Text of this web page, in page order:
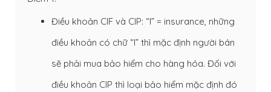
Điều khoản CIF và CIP: “I” = insurance, những
điều khoản có chữ “I” thì mặc định người bán
sẽ phải mua bảo hiểm cho hàng hóa. Đối với
điều khoản CIP thì loại bảo hiểm mặc định đó